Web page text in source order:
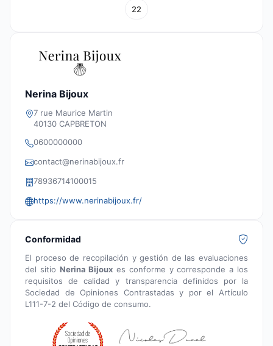
22
Nerina Bijoux
7 rue Maurice Martin
40130 CAPBRETON
0600000000
contact@nerinabijoux.fr
78936714100015
https://www.nerinabijoux.fr/
Conformidad
El proceso de recopilación y gestión de las evaluaciones
del sitio Nerina Bijoux es conforme y corresponde a los
requisitos de calidad y transparencia definidos por la
Sociedad de Opiniones Contrastadas y por el Artículo
L111-7-2 del Código de consumo.